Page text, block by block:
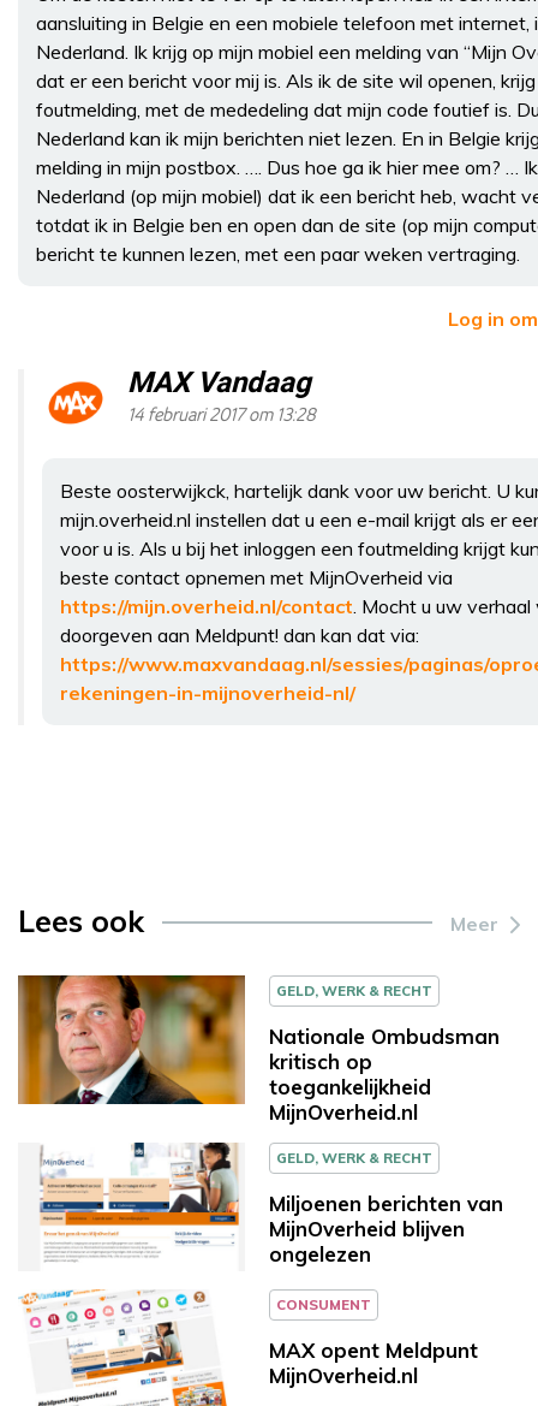
aansluiting in Belgie en een mobiele telefoon met internet,
Nederland. Ik krijg op mijn mobiel een melding van “Mijn
dat er een bericht voor mij is. Als ik de site wil openen,
foutmelding, met de mededeling dat mijn code foutief is.
Nederland kan ik mijn berichten niet lezen. En in Belgie
melding in mijn postbox. …. Dus hoe ga ik hier mee om? …
Nederland (op mijn mobiel) dat ik een bericht heb, wacht
totdat ik in Belgie ben en open dan de site (op mijn
bericht te kunnen lezen, met een paar weken vertraging.
Log in
MAX Vandaag
14 februari 2017 om 13:28
Beste oosterwijkck, hartelijk dank voor uw bericht. U
mijn.overheid.nl instellen dat u een e-mail krijgt als er
voor u is. Als u bij het inloggen een foutmelding krijgt
beste contact opnemen met MijnOverheid via
https://mijn.overheid.nl/contact . Mocht u uw
doorgeven aan Meldpunt! dan kan dat via:
https://www.maxvandaag.nl/sessies/paginas/
rekeningen-in-mijnoverheid-nl/
Lees ook Meer
GELD, WERK & RECHT
Nationale Ombudsman
kritisch op
toegankelijkheid
MijnOverheid.nl
GELD, WERK & RECHT
Miljoenen berichten van
MijnOverheid blijven
ongelezen
CONSUMENT
MAX opent Meldpunt
MijnOverheid.nl